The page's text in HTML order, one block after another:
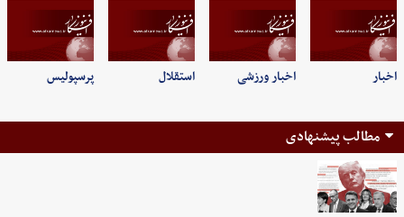
اخبار اخبار ورزشی استقلال پرسپولیس
مطالب پیشنهادی